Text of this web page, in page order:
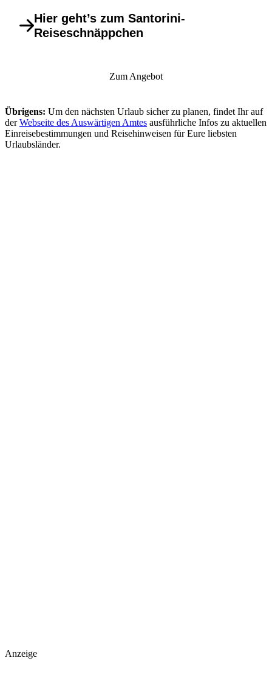
Hier geht’s zum Santorini-
Reiseschnäppchen
Zum Angebot
Übrigens: Um den nächsten Urlaub sicher zu planen, findet Ihr auf
derWebseite des Auswärtigen Amtes ausführliche Infos zu aktuellen
Einreisebestimmungen und Reisehinweisen für Eure liebsten
Urlaubsländer.
Anzeige